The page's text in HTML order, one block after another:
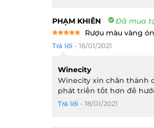
PHẠM KHIÊN Đã mua
out of 5
Rượu màu vàng
Trả lời • 16/01/2021
Winecity
Winecity xin chân thành
phát triển tốt hơn để
Trả lời • 18/01/2021